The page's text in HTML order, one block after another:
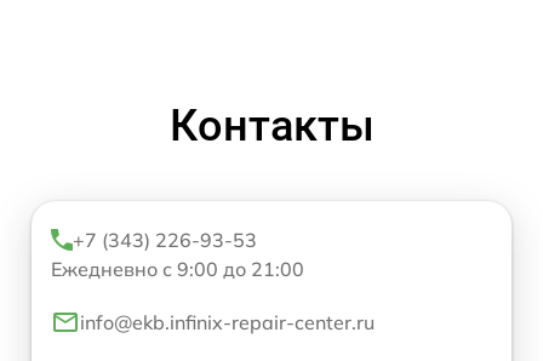
Контакты
+7 (343) 226-93-53
Ежедневно с 9:00 до 21:00
info@ekb.infinix-repair-center.ru